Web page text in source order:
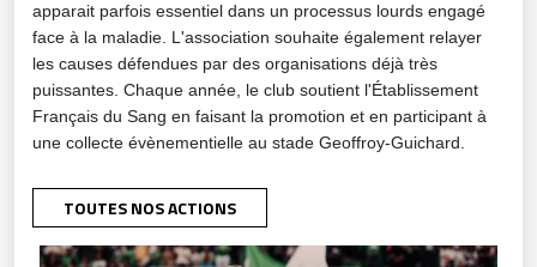
apparait parfois essentiel dans un processus lourds engagé
face à la maladie. L'association souhaite également relayer
les causes défendues par des organisations déjà très
puissantes. Chaque année, le club soutient l'Établissement
Français du Sang en faisant la promotion et en participant à
une collecte évènementielle au stade Geoffroy-Guichard.
TOUTES NOS ACTIONS